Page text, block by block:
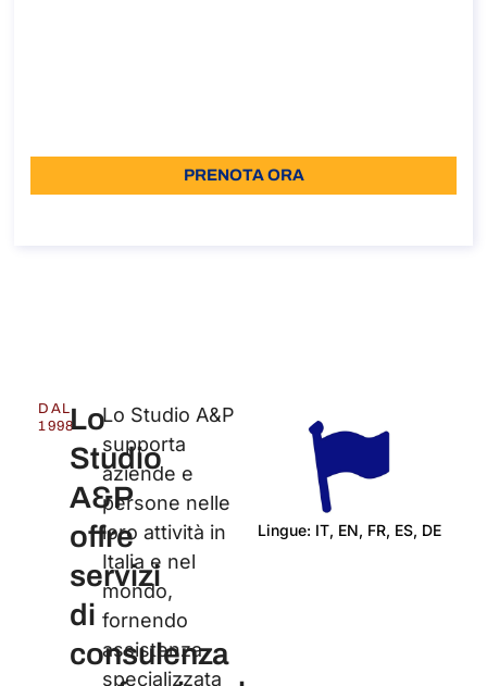
PRENOTA ORA
DAL
1998Lo
Studio
A&P
offre
servizi
di
consulenza
Lo Studio A&P
supporta
aziende e
persone nelle
loro attività in
Italia e nel
mondo,
fornendo
assistenza
specializzata
Lingue: IT, EN, FR, ES, DE